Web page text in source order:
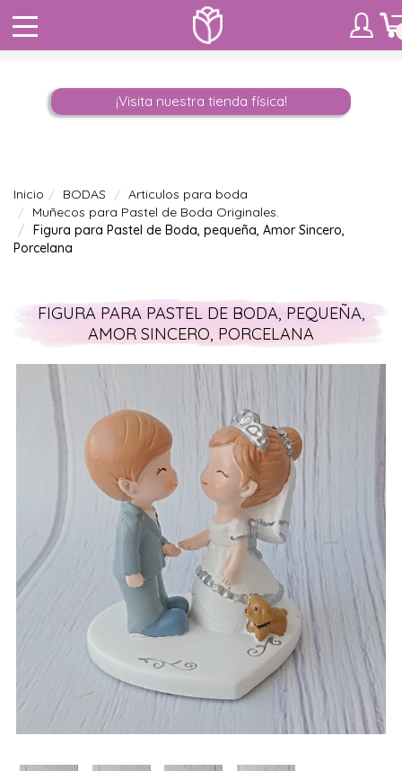
¡Visita nuestra tienda física!
Inicio BODAS
Articulos para boda
Muñecos para Pastel de Boda Originales.
Figura para Pastel de Boda, pequeña, Amor Sincero,
Porcelana
FIGURA PARA PASTEL DE BODA, PEQUEÑA,
AMOR SINCERO, PORCELANA